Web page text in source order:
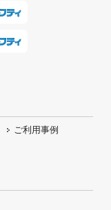
ご利用事例